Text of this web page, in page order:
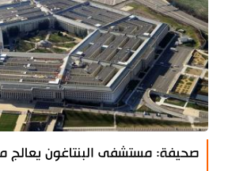
صحيفة: مستشفى البنتاغون يعالج